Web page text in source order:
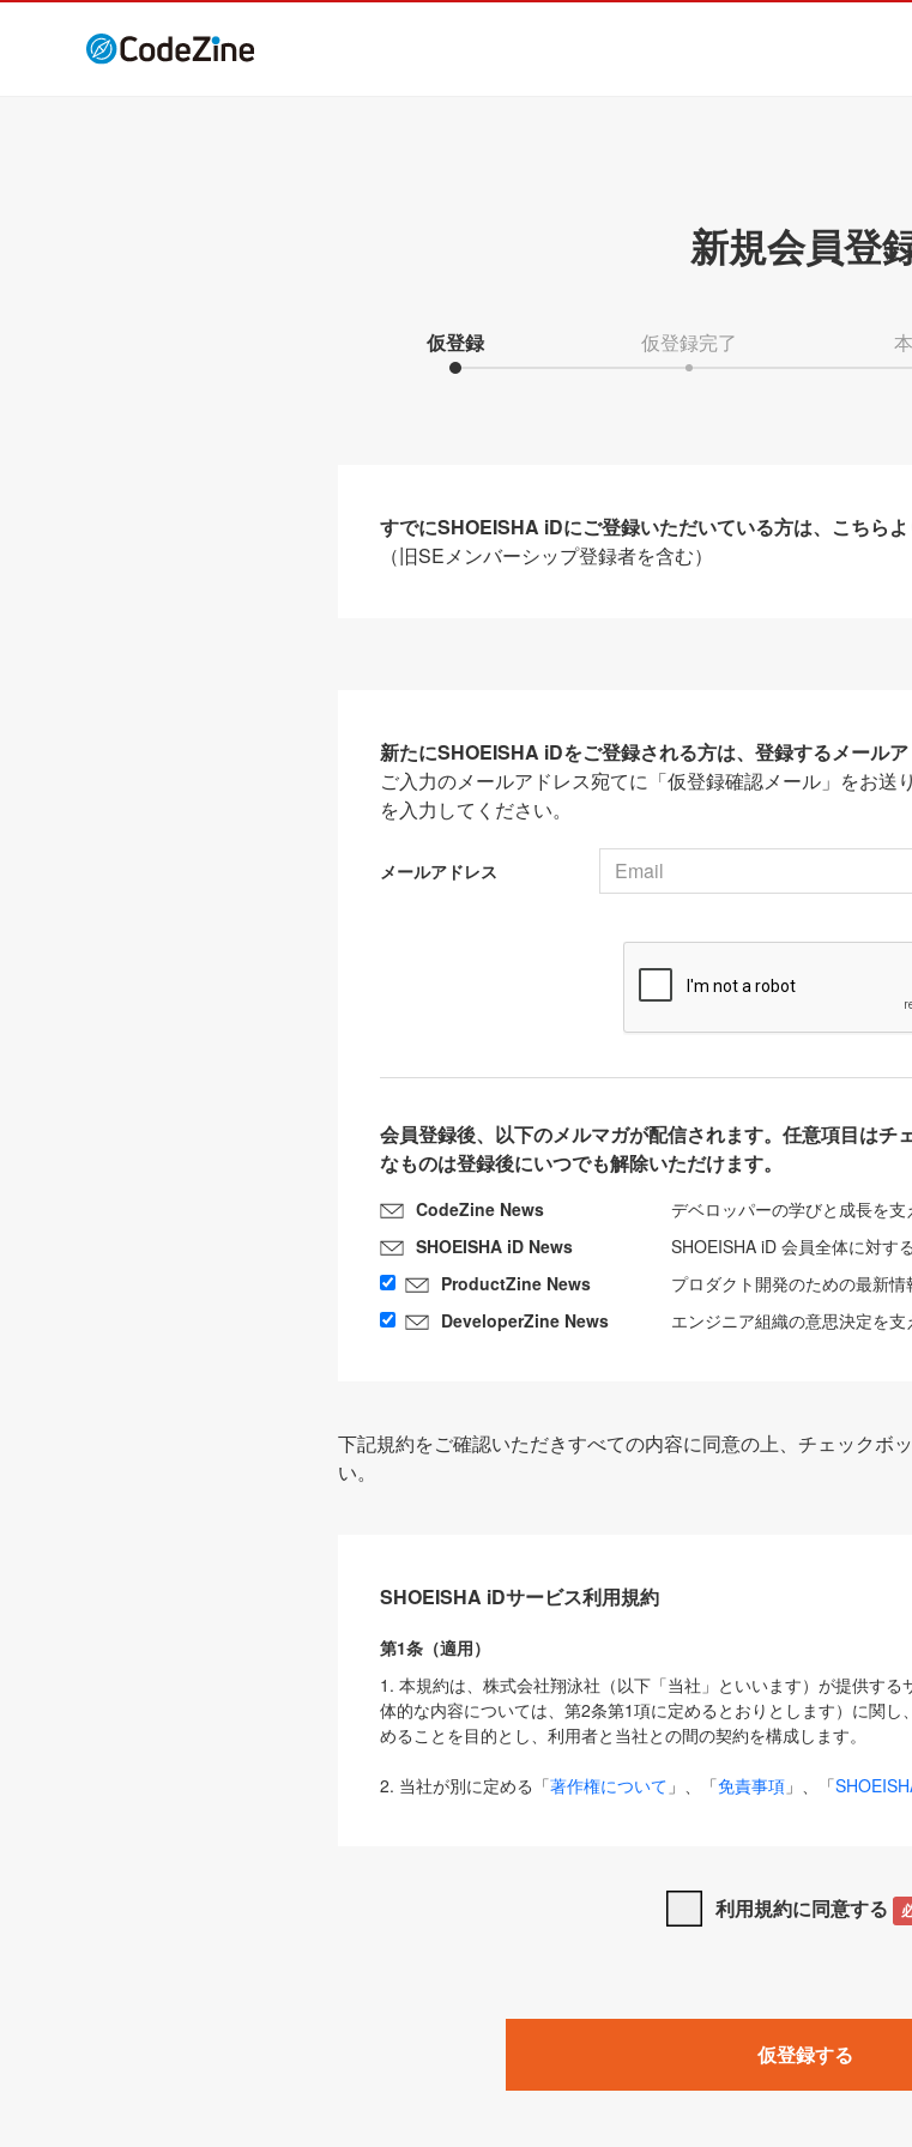
新規会員登
仮登録 仮登録完了
すでにSHOEISHA iDにご登録いただいている方は、こちらよ
（旧SEメンバーシップ登録者を含む）
新たにSHOEISHA iDをご登録される方は、登録するメールア
ご入力のメールアドレス宛てに「仮登録確認メール」をお送
を入力してください。
メールアドレス
会員登録後、以下のメルマガが配信されます。任意項目はチ
なものは登録後にいつでも解除いただけます。
CodeZine News
デベロッパーの学びと成長を
SHOEISHA iD News
SHOEISHA iD 会員全体に対す
ProductZine News
プロダクト開発のための最新情
DeveloperZine News
エンジニア組織の意思決定を支
下記規約をご確認いただきすべての内容に同意の上、チェックボ
い。
SHOEISHA iDサービス利用規約
第1条（適用）
1. 本規約は、株式会社翔泳社（以下「当社」といいます）が提供す
体的な内容については、第2条第1項に定めるとおりとします）に関
めることを目的とし、利用者と当社との間の契約を構成します。
2. 当社が別に定める「著作権について 」、「免責事項 」、「
は、本規約の規定が優先して適用されるものとします。
1. 「本サービス」とは、当社が提供する以下のサービス（名称や内容
みます）及びこれらサービスに関連して当社が実施するイベントやキ
「SEBook」「SEShop」「CodeZine」「MarkeZine」「
利用規約に同意する
仮登録する